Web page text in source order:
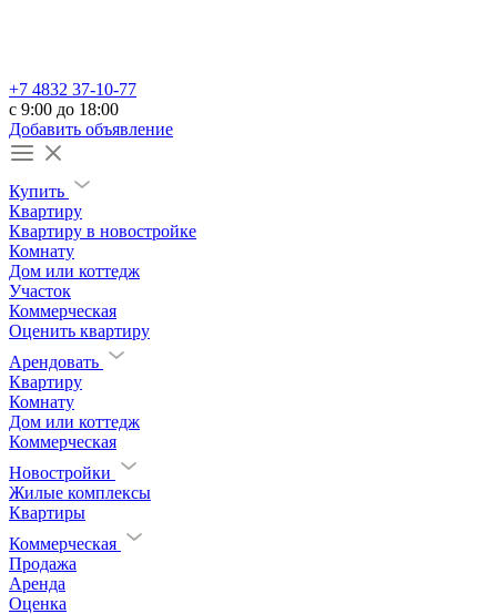
+7 4832 37-10-77
c 9:00 до 18:00
Добавить объявление
Купить
Квартиру
Квартиру в новостройке
Комнату
Дом или коттедж
Участок
Коммерческая
Оценить квартиру
Арендовать
Квартиру
Комнату
Дом или коттедж
Коммерческая
Новостройки
Жилые комплексы
Квартиры
Коммерческая
Продажа
Аренда
Оценка